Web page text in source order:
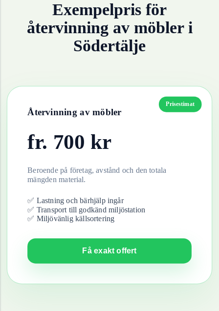
Exempelpris för
återvinning av möbleri
Södertälje
Prisestimat
Återvinning av möbler
fr. 700 kr
Beroende på företag, avstånd och den totala
mängden material.
✅ Lastning och bärhjälp ingår
✅ Transport till godkänd miljöstation
✅ Miljövänlig källsortering
Få exakt offert